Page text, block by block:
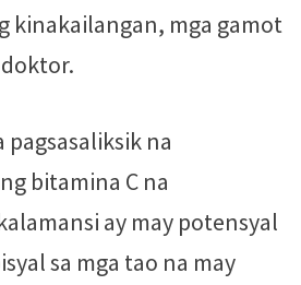
kinakailangan, mga gamot
pagsasaliksik na
bitamina C na
ay may potensyal
sa mga tao na may